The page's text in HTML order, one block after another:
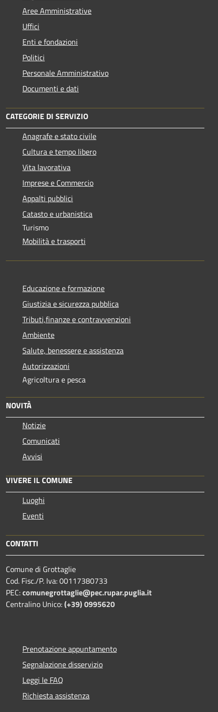
Aree Amministrative
Uffici
Enti e fondazioni
Politici
Personale Amministrativo
Documenti e dati
CATEGORIE DI SERVIZIO
Anagrafe e stato civile
Cultura e tempo libero
Vita lavorativa
Imprese e Commercio
Appalti pubblici
Catasto e urbanistica
Turismo
Mobilità e trasporti
Educazione e formazione
Giustizia e sicurezza pubblica
Tributi,finanze e contravvenzioni
Ambiente
Salute, benessere e assistenza
Autorizzazioni
Agricoltura e pesca
NOVITÀ
Notizie
Comunicati
Avvisi
VIVERE IL COMUNE
Luoghi
Eventi
CONTATTI
Comune di Grottaglie
Cod. Fisc./P. Iva: 00117380733
PEC:comunegrottaglie@pec.rupar.puglia.it
Centralino Unico:(+39) 0995620
Prenotazione appuntamento
Segnalazione disservizio
Leggi le FAQ
Richiesta assistenza